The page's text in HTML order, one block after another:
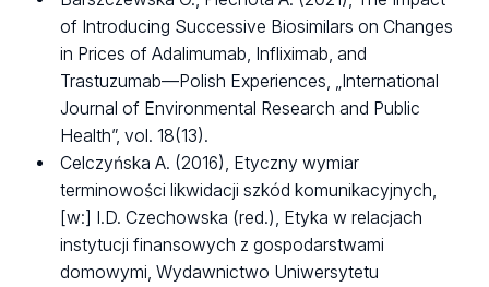
of Introducing Successive Biosimilars on Changes
in Prices of Adalimumab, Infliximab, and
Trastuzumab—Polish Experiences, „International
Journal of Environmental Research and Public
Health”, vol. 18(13).
Celczyńska A. (2016), Etyczny wymiar
terminowości likwidacji szkód komunikacyjnych,
[w:] I.D. Czechowska (red.), Etyka w relacjach
instytucji finansowych z gospodarstwami
domowymi, Wydawnictwo Uniwersytetu